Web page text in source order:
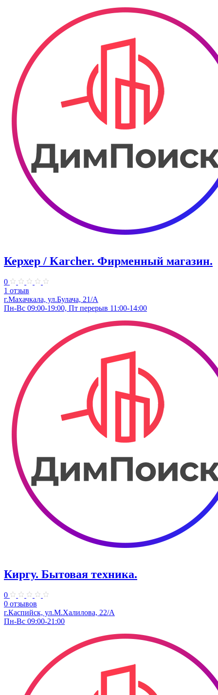
Керхер / Karcher. Фирменный магазин.
0
1 отзыв
г.Махачкала, ул.Булача, 21/А
Пн-Вс 09:00-19:00, Пт перерыв 11:00-14:00
Киргу. Бытовая техника.
0
0 отзывов
г.Каспийск, ул.М.Халилова, 22/А
Пн-Вс 09:00-21:00